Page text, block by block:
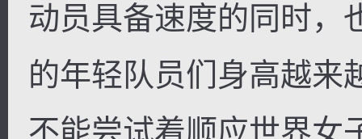
动员具备速度的同时，
的年轻队员们身高越来
不能尝试着顺应世界女